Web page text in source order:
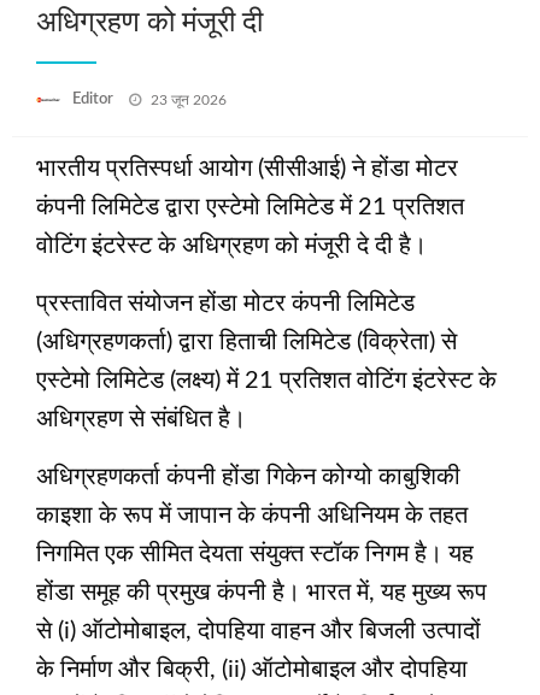
अधिग्रहण को मंजूरी दी
Editor
Posted
23 जून 2026
भारतीय प्रतिस्पर्धा आयोग (सीसीआई) ने होंडा मोटर
कंपनी लिमिटेड द्वारा एस्टेमो लिमिटेड में 21 प्रतिशत
वोटिंग इंटरेस्ट के अधिग्रहण को मंजूरी दे दी है।
प्रस्तावित संयोजन होंडा मोटर कंपनी लिमिटेड
(अधिग्रहणकर्ता) द्वारा हिताची लिमिटेड (विक्रेता) से
एस्टेमो लिमिटेड (लक्ष्य) में 21 प्रतिशत वोटिंग इंटरेस्ट के
अधिग्रहण से संबंधित है।
अधिग्रहणकर्ता कंपनी होंडा गिकेन कोग्यो काबुशिकी
काइशा के रूप में जापान के कंपनी अधिनियम के तहत
निगमित एक सीमित देयता संयुक्त स्टॉक निगम है। यह
होंडा समूह की प्रमुख कंपनी है। भारत में, यह मुख्य रूप
से (i) ऑटोमोबाइल, दोपहिया वाहन और बिजली उत्पादों
के निर्माण और बिक्री, (ii) ऑटोमोबाइल और दोपहिया